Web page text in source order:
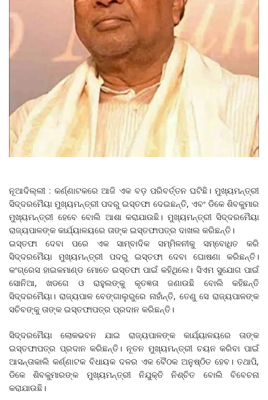
ନୂଆଦିଲ୍ଲୀ : କର୍ଣ୍ଣାଟକରେ ଆଜି ଏକ ବଡ଼ ପରିବର୍ତ୍ତନ ଘଟିଛି। ମୁଖ୍ୟମନ୍ତ୍ରୀ
ସିଦ୍ଦରମୈୟା ମୁଖ୍ୟମନ୍ତ୍ରୀ ପଦରୁ ଇସ୍ତଫା ଦେଇଛନ୍ତି, ଏବଂ ଡିକେ ଶିବକୁମାର
ମୁଖ୍ୟମନ୍ତ୍ରୀ ହେବେ ବୋଲି ଆଶା କରାଯାଉଛି। ମୁଖ୍ୟମନ୍ତ୍ରୀ ସିଦ୍ଦରମୈୟା
ରାଜ୍ୟପାଳଙ୍କ କାର୍ଯ୍ୟାଳୟରେ ତାଙ୍କ ଇସ୍ତଫାପତ୍ର ଦାଖଲ କରିଛନ୍ତି।
ଇସ୍ତଫା ଦେବା ପରେ ଏକ ସାମ୍ବାଦିକ ସମ୍ମିଳନୀକୁ ସମ୍ବୋଧିତ କରି
ସିଦ୍ଦରମୈୟା ମୁଖ୍ୟମନ୍ତ୍ରୀ ପଦରୁ ଇସ୍ତଫା ଦେବା ଘୋଷଣା କରିଛନ୍ତି।
କଂଗ୍ରେସ ହାଇକମାଣ୍ଡ ମୋତେ ଇସ୍ତଫା ପାଇଁ କହିଥିଲେ। ସିଏମ ସୁଯୋଗ ପାଇଁ
ସୋନିଆ, ଖଡଗେ ଓ ରାହୁଲଙ୍କୁ କୃତଜ୍ଞତା ଜଣାଉଛି ବୋଲି କହିଛନ୍ତି
ସିଦ୍ଦରମୈୟା। ରାଜ୍ୟପାଳ ବେଙ୍ଗାଲୁରୁରେ ନାହାଁନ୍ତି, ତେଣୁ ସେ ରାଜ୍ୟପାଳଙ୍କ
ସଚିବଙ୍କୁ ତାଙ୍କ ଇସ୍ତଫାପତ୍ର ପ୍ରଦାନ କରିଛନ୍ତି।
ସିଦ୍ଦରମୈୟା ଲୋକଭବନ ଯାଇ ରାଜ୍ୟପାଳଙ୍କ କାର୍ଯ୍ୟାଳୟରେ ତାଙ୍କ
ଇସ୍ତଫାପତ୍ର ପ୍ରଦାନ କରିଛନ୍ତି। ନୂତନ ମୁଖ୍ୟମନ୍ତ୍ରୀ ଚୟନ କରିବା ପାଇଁ
ଆସନ୍ତାକାଲି କର୍ଣ୍ଣାଟକ ବିଧାୟକ ଦଳର ଏକ ବୈଠକ ଅନୁଷ୍ଠିତ ହେବ। ତଥାପି,
ଡିକେ ଶିବକୁମାରଙ୍କ ମୁଖ୍ୟମନ୍ତ୍ରୀ ନିଯୁକ୍ତି ନିଶ୍ଚିତ ବୋଲି ବିବେଚନା
କରାଯାଉଛି।